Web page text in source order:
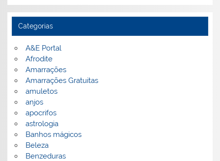
Categorias
A&E Portal
Afrodite
Amarrações
Amarrações Gratuitas
amuletos
anjos
apocrifos
astrologia
Banhos mágicos
Beleza
Benzeduras